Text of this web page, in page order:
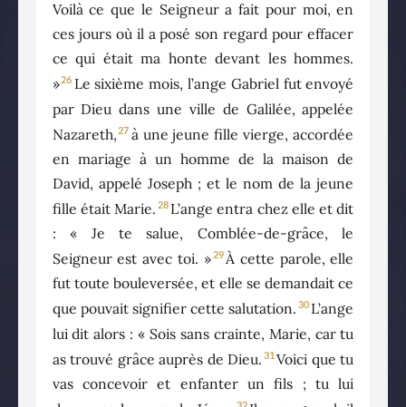
Voilà ce que le Seigneur a fait pour moi, en
ces jours où il a posé son regard pour effacer
ce qui était ma honte devant les hommes.
»26 Le sixième mois, l’ange Gabriel fut envoyé
par Dieu dans une ville de Galilée, appelée
Nazareth,27 à une jeune fille vierge, accordée
en mariage à un homme de la maison de
David, appelé Joseph ; et le nom de la jeune
fille était Marie. 28 L’ange entra chez elle et dit
: « Je te salue, Comblée-de-grâce, le
Seigneur est avec toi. »29À cette parole, elle
fut toute bouleversée, et elle se demandait ce
que pouvait signifier cette salutation. 30 L’ange
lui dit alors : « Sois sans crainte, Marie, car tu
as trouvé grâce auprès de Dieu. 31 Voici que tu
vas concevoir et enfanter un fils ; tu lui
32